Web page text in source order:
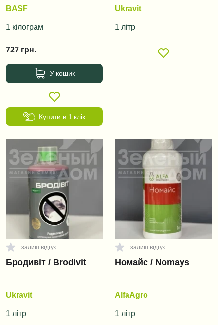
BASF
1 кілограм
727 грн.
У кошик
Купити в 1 клік
Ukravit
1 літр
залиш відгук
Бродивіт / Brodivit
Ukravit
1 літр
залиш відгук
Номайс / Nomays
AlfaAgro
1 літр